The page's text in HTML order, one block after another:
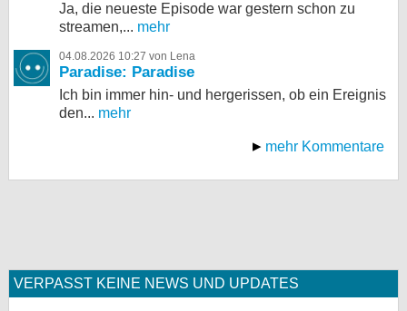
Ja, die neueste Episode war gestern schon zu
streamen,... mehr
04.08.2026 10:27 von Lena
Paradise: Paradise
Ich bin immer hin- und hergerissen, ob ein Ereignis
den... mehr
mehr Kommentare
VERPASST KEINE NEWS UND UPDATES